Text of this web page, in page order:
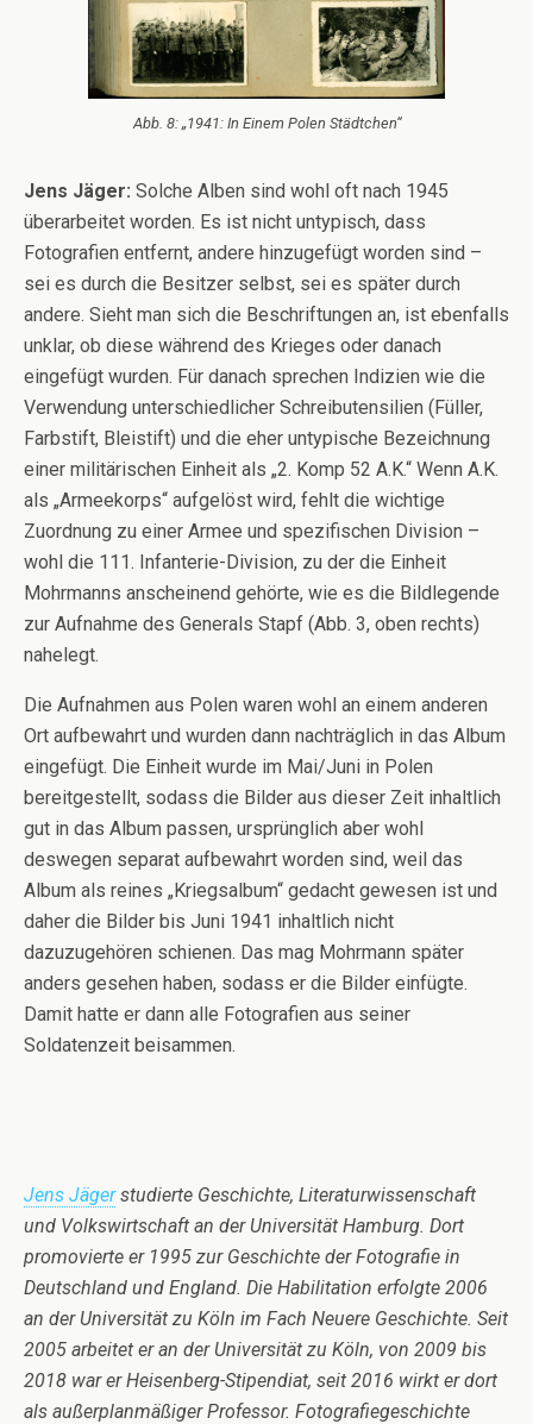
Abb. 8: „1941: In Einem Polen Städtchen“
Jens Jäger: Solche Alben sind wohl oft nach 1945
überarbeitet worden. Es ist nicht untypisch, dass
Fotografien entfernt, andere hinzugefügt worden sind –
sei es durch die Besitzer selbst, sei es später durch
andere. Sieht man sich die Beschriftungen an, ist ebenfalls
unklar, ob diese während des Krieges oder danach
eingefügt wurden. Für danach sprechen Indizien wie die
Verwendung unterschiedlicher Schreibutensilien (Füller,
Farbstift, Bleistift) und die eher untypische Bezeichnung
einer militärischen Einheit als „2. Komp 52 A.K.“ Wenn A.K.
als „Armeekorps“ aufgelöst wird, fehlt die wichtige
Zuordnung zu einer Armee und spezifischen Division –
wohl die 111. Infanterie-Division, zu der die Einheit
Mohrmanns anscheinend gehörte, wie es die Bildlegende
zur Aufnahme des Generals Stapf (Abb. 3, oben rechts)
nahelegt.
Die Aufnahmen aus Polen waren wohl an einem anderen
Ort aufbewahrt und wurden dann nachträglich in das Album
eingefügt. Die Einheit wurde im Mai/Juni in Polen
bereitgestellt, sodass die Bilder aus dieser Zeit inhaltlich
gut in das Album passen, ursprünglich aber wohl
deswegen separat aufbewahrt worden sind, weil das
Album als reines „Kriegsalbum“ gedacht gewesen ist und
daher die Bilder bis Juni 1941 inhaltlich nicht
dazuzugehören schienen. Das mag Mohrmann später
anders gesehen haben, sodass er die Bilder einfügte.
Damit hatte er dann alle Fotografien aus seiner
Soldatenzeit beisammen.
Jens Jägerstudierte Geschichte, Literaturwissenschaft
und Volkswirtschaft an der Universität Hamburg. Dort
promovierte er 1995 zur Geschichte der Fotografie in
Deutschland und England. Die Habilitation erfolgte 2006
an der Universität zu Köln im Fach Neuere Geschichte. Seit
2005 arbeitet er an der Universität zu Köln, von 2009 bis
2018 war er Heisenberg-Stipendiat, seit 2016 wirkt er dort
als außerplanmäßiger Professor. Fotografiegeschichte